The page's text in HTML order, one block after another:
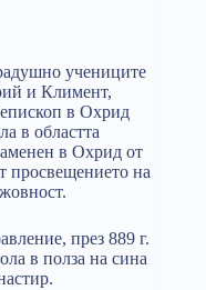
учениците
и Климент,
в Охрид
в областта
в Охрид от
просвещението на
през 889 г.
в полза на сина